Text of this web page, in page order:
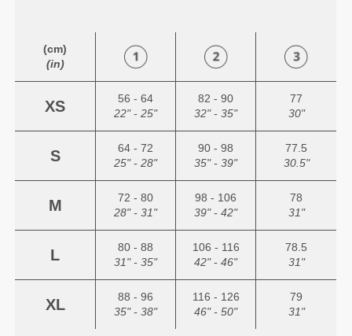
(cm)
(in)
XS
56 - 64
22" - 25"
82 - 90
32" - 35"
77
30"
S
64 - 72
25" - 28"
90 - 98
35" - 39"
77.5
30.5"
M
72 - 80
28" - 31"
98 - 106
39" - 42"
78
31"
L
80 - 88
31" - 35"
106 - 116
42" - 46"
78.5
31"
XL
88 - 96
35" - 38"
116 - 126
46" - 50"
79
31"